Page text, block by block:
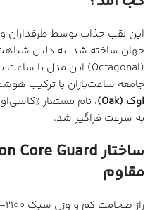
این لقب جذاب توسط طرفداران
جهان ساخته شد. به دلیل
جامعه ساعت‌بازان با ترکیب
اوک (Oak)
، نام مستعار
به سرعت فراگیر شد.
مقاوم